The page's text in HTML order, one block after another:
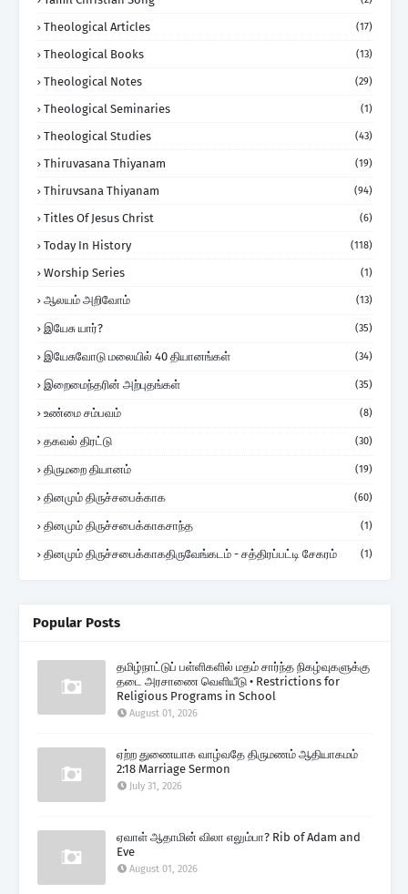
Theological Articles (17)
Theological Books (13)
Theological Notes (29)
Theological Seminaries (1)
Theological Studies (43)
Thiruvasana Thiyanam (19)
Thiruvsana Thiyanam (94)
Titles Of Jesus Christ (6)
Today In History (118)
Worship Series (1)
ஆலயம் அறிவோம் (13)
இயேசு யார்? (35)
இயேசுவோடு மலையில் 40 தியானங்கள் (34)
இறைமைந்தரின் அற்புதங்கள் (35)
உண்மை சம்பவம் (8)
தகவல் திரட்டு (30)
திருமறை தியானம் (19)
தினமும் திருச்சபைக்காக (60)
தினமும் திருச்சபைக்காகசாந்த (1)
தினமும் திருச்சபைக்காகதிருவேங்கடம் - சத்திரப்பட்டி சேகரம் (1)
Popular Posts
தமிழ்நாட்டுப் பள்ளிகளில் மதம் சார்ந்த நிகழ்வுகளுக்கு
தடை அரசாணை வெளியீடு • Restrictions for
Religious Programs in School
August 01, 2026
ஏற்ற துணையாக வாழ்வதே திருமணம் ஆதியாகமம்
2:18 Marriage Sermon
July 31, 2026
ஏவாள் ஆதாமின் விலா எலும்பா? Rib of Adam and
Eve
August 01, 2026